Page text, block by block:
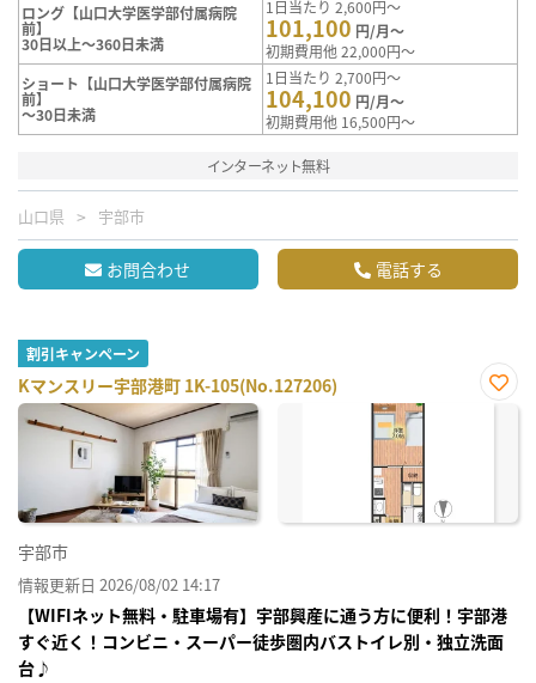
ロング【山口大学医学部付属病院
前】
30日以上～360日未満
1日当たり 2,600円～
101,100 円/月～
初期費用他 22,000円～
ショート【山口大学医学部付属病院
前】
～30日未満
1日当たり 2,700円～
104,100 円/月～
初期費用他 16,500円～
インターネット無料
山口県 宇部市
お問合わせ 電話する
割引キャンペーン
Kマンスリー宇部港町 1K-105(No.127206)
お気
宇部市
情報更新日 2026/08/02 14:17
【WIFIネット無料・駐車場有】宇部興産に通う方に便利！宇部港
すぐ近く！コンビニ・スーパー徒歩圏内バストイレ別・独立洗面
台♪